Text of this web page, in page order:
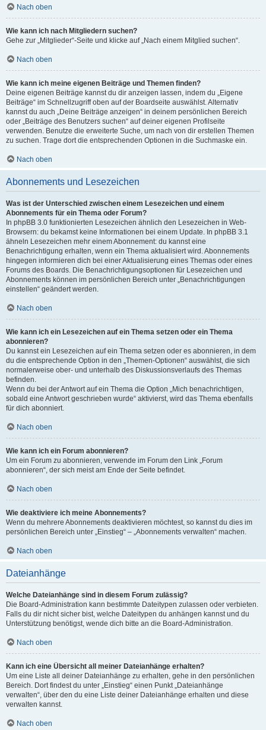
Nach oben
Wie kann ich nach Mitgliedern suchen?
Gehe zur „Mitglieder“-Seite und klicke auf „Nach einem Mitglied suchen“.
Nach oben
Wie kann ich meine eigenen Beiträge und Themen finden?
Deine eigenen Beiträge kannst du dir anzeigen lassen, indem du „Eigene
Beiträge“ im Schnellzugriff oben auf der Boardseite auswählst. Alternativ
kannst du auch „Deine Beiträge anzeigen“ in deinem persönlichen Bereich
oder „Beiträge des Benutzers suchen“ auf deiner eigenen Profilseite
verwenden. Benutze die erweiterte Suche, um nach von dir erstellen Themen
zu suchen. Trage dort die entsprechenden Optionen in die Suchmaske ein.
Nach oben
Abonnements und Lesezeichen
Was ist der Unterschied zwischen einem Lesezeichen und einem
Abonnements für ein Thema oder Forum?
In phpBB 3.0 funktionierten Lesezeichen ähnlich den Lesezeichen in Web-
Browsern: du bekamst keine Informationen bei einem Update. In phpBB 3.1
ähneln Lesezeichen mehr einem Abonnement: du kannst eine
Benachrichtigung erhalten, wenn ein Thema aktualisiert wird. Abonnements
hingegen informieren dich bei einer Aktualisierung eines Themas oder eines
Forums des Boards. Die Benachrichtigungsoptionen für Lesezeichen und
Abonnements können im persönlichen Bereich unter „Benachrichtigungen
einstellen“ geändert werden.
Nach oben
Wie kann ich ein Lesezeichen auf ein Thema setzen oder ein Thema
abonnieren?
Du kannst ein Lesezeichen auf ein Thema setzen oder es abonnieren, in dem
du die entsprechende Option in den „Themen-Optionen“ auswählst, die sich
normalerweise ober- und unterhalb des Diskussionsverlaufs des Themas
befinden.
Wenn du bei der Antwort auf ein Thema die Option „Mich benachrichtigen,
sobald eine Antwort geschrieben wurde“ aktivierst, wird das Thema ebenfalls
für dich abonniert.
Nach oben
Wie kann ich ein Forum abonnieren?
Um ein Forum zu abonnieren, verwende im Forum den Link „Forum
abonnieren“, der sich meist am Ende der Seite befindet.
Nach oben
Wie deaktiviere ich meine Abonnements?
Wenn du mehrere Abonnements deaktivieren möchtest, so kannst du dies im
persönlichen Bereich unter „Einstieg“ – „Abonnements verwalten“ machen.
Nach oben
Dateianhänge
Welche Dateianhänge sind in diesem Forum zulässig?
Die Board-Administration kann bestimmte Dateitypen zulassen oder verbieten.
Falls du dir nicht sicher bist, welche Dateitypen du anhängen kannst und du
Unterstützung benötigst, wende dich bitte an die Board-Administration.
Nach oben
Kann ich eine Übersicht all meiner Dateianhänge erhalten?
Um eine Liste all deiner Dateianhänge zu erhalten, gehe in den persönlichen
Bereich. Dort findest du unter „Einstieg“ einen Punkt „Dateianhänge
verwalten“, über den du eine Liste deiner Dateianhänge erhalten und diese
verwalten kannst.
Nach oben